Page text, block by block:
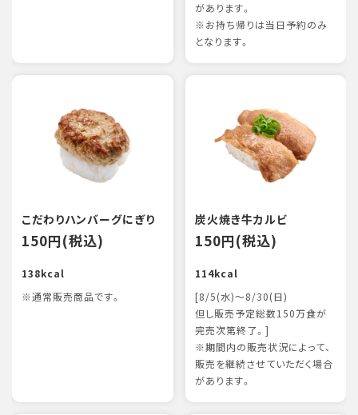
があります。
※お持ち帰りは当日予約のみ
となります。
こだわりハンバーグにぎり
150円(税込)
138kcal
※通常販売商品です。
炭火焼き牛カルビ
150円(税込)
114kcal
[8/5(水)～8/30(日)
但し販売予定総数150万食が
完売次第終了。]
※期間内の販売状況によって、
販売を継続させていただく場合
があります。